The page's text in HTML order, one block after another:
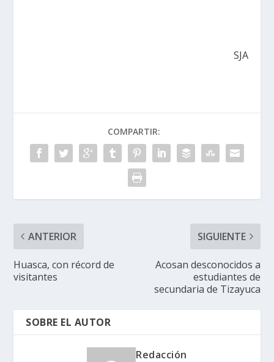
SJA
COMPARTIR:
ANTERIOR
Huasca, con récord de
visitantes
SIGUIENTE
Acosan desconocidos a
estudiantes de
secundaria de Tizayuca
SOBRE EL AUTOR
Redacción